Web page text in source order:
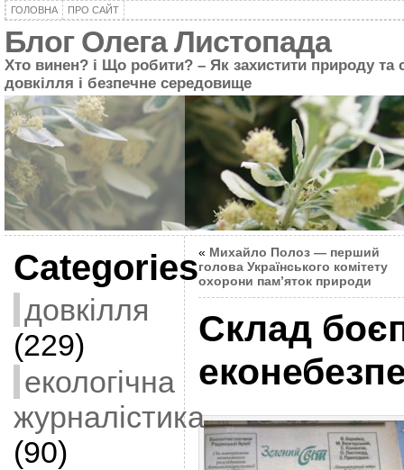
ГОЛОВНА ПРО САЙТ
Блог Олега Листопада
Хто винен? і Що робити? – Як захистити природу та
довкілля і безпечне середовище
Categories
довкілля
(229)
екологічна
журналістика
(90)
« Михайло Полоз — перший
голова Українського комітету
охорони пам’яток природи
Склад